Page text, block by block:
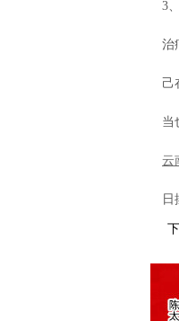
3
治
己
当
云